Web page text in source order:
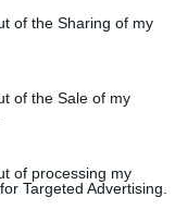
or usage behaviour.
to Google and its third-
specified purposes in
of the Sharing of my
of the Sale of my
of processing my
Targeted Advertising.
Ζωής μας
οι αυθεντικές